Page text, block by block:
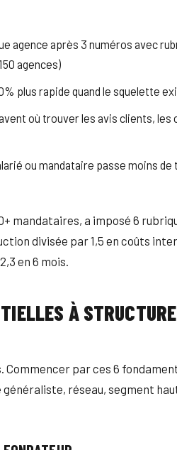
agence après 3 numéros avec
agences)
plus rapide quand le squelette
où trouver les avis clients, les
ou mandataire passe moins de
mandataires, a imposé 6
divisée par 1,5 en coûts
en 6 mois.
À
Commencer par ces 6
réseau, segment